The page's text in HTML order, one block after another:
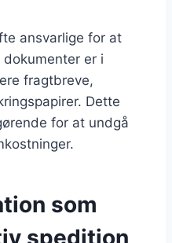
ansvarlige for at
er i
fragtbreve,
Dette
for at undgå
som
spedition